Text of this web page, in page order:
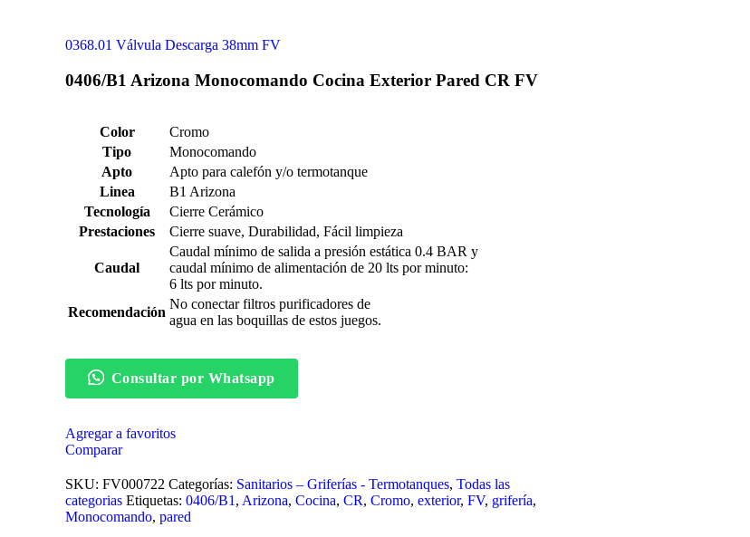
0368.01 Válvula Descarga 38mm FV
0406/B1 Arizona Monocomando Cocina Exterior Pared CR FV
Color
Cromo
Tipo
Monocomando
Apto
Apto para calefón y/o termotanque
Linea
B1 Arizona
Tecnología
Cierre Cerámico
Prestaciones
Cierre suave, Durabilidad, Fácil limpieza
Caudal
Caudal mínimo de salida a presión estática 0.4 BAR y
caudal mínimo de alimentación de 20 lts por minuto:
6 lts por minuto.
Recomendación
No conectar filtros purificadores de
agua en las boquillas de estos juegos.
Consultar por Whatsapp
Agregar a favoritos
Comparar
SKU: FV000722 Categorías: Sanitarios – Griferías - Termotanques, Todas las
categorias Etiquetas: 0406/B1, Arizona, Cocina, CR, Cromo, exterior, FV, grifería,
Monocomando, pared